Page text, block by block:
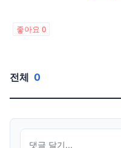
좋아요 0
전체 0